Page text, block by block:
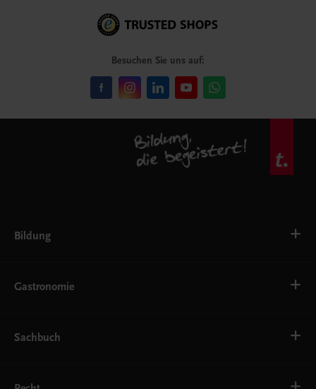
Besuchen Sie uns auf:
Bildung
AHS
EWF/ZWF
FW
Gastronomie
Getränke
Service
Sachbuch